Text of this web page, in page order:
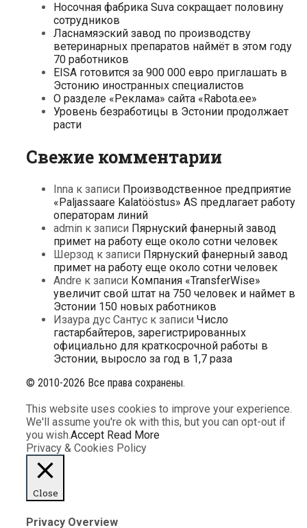
Носочная фабрика Suva сокращает половину
сотрудников
Ласнамяэский завод по производству
ветеринарных препаратов наймёт в этом году
70 работников
EISA готовится за 900 000 евро приглашать в
Эстонию иностранных специалистов
О разделе «Реклама» сайта «Rabota.ee»
Уровень безработицы в Эстонии продолжает
расти
Свежие комментарии
Inna к записи Производственное предприятие
«Paljassaare Kalatööstus» AS предлагает работу
операторам линий
admin к записи Пярнуский фанерный завод
примет на работу еще около сотни человек
Шерзод к записи Пярнуский фанерный завод
примет на работу еще около сотни человек
Andre к записи Компания «TransferWise»
увеличит свой штат на 750 человек и наймет в
Эстонии 150 новых работников
Изаура дус Сантус к записи Число
гастарбайтеров, зарегистрированных
официально для краткосрочной работы в
Эстонии, выросло за год в 1,7 раза
© 2010-2026 Все права сохранены.
This website uses cookies to improve your experience.
We'll assume you're ok with this, but you can opt-out if
you wish.Accept Read More
Privacy & Cookies Policy
Close
Privacy Overview